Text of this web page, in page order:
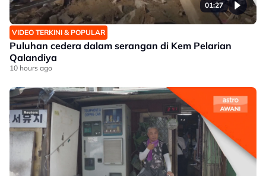
01:27
VIDEO TERKINI & POPULAR
Puluhan cedera dalam serangan di Kem Pelarian
Qalandiya
10 hours ago